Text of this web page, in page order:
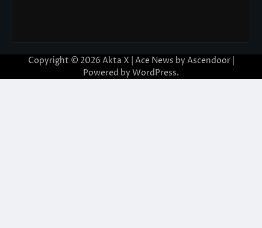
Copyright © 2026 Akta X | Ace News by Ascendoor|
Powered by WordPress.